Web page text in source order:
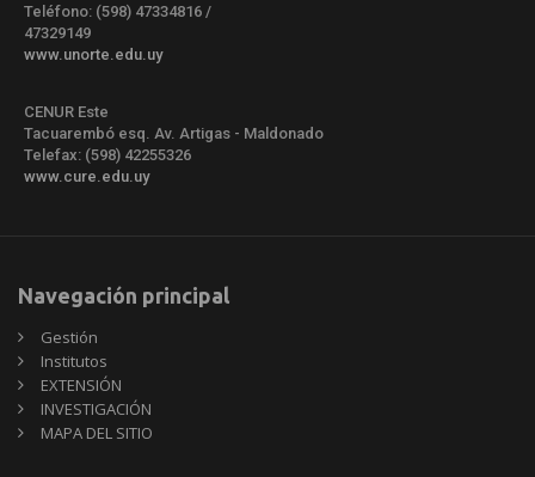
Teléfono: (598) 47334816 /
47329149
www.unorte.edu.uy
CENUR Este
Tacuarembó esq. Av. Artigas - Maldonado
Telefax: (598) 42255326
www.cure.edu.uy
Navegación principal
Gestión
Institutos
EXTENSIÓN
INVESTIGACIÓN
MAPA DEL SITIO